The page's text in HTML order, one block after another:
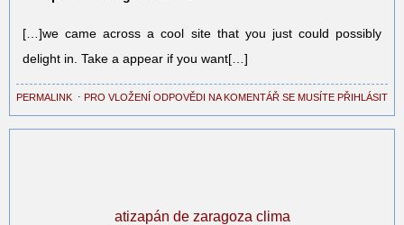
[…]we came across a cool site that you just could possibly
delight in. Take a appear if you want[…]
PERMALINK ⋅ PRO VLOŽENÍ ODPOVĚDI NA KOMENTÁŘ SE MUSÍTE PŘIHLÁSIT
atizapán de zaragoza clima